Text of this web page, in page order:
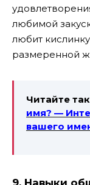
любимой
любит
размеренной
Читайте
имя? —
вашего
9. Навыки